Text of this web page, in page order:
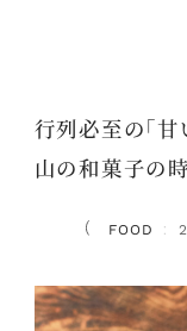
行列必至の「
山の和菓子の
FOOD ：